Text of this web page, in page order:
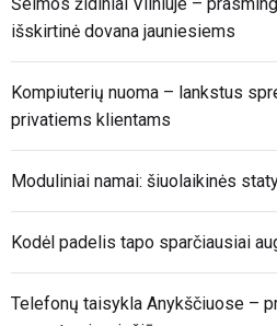
išskirtinė dovana jauniesiems
Kompiuterių nuoma – lankstus
privatiems klientams
Moduliniai namai: šiuolaikinės
Kodėl padelis tapo sparčiausiai
Telefonų taisykla Anykščiuose –